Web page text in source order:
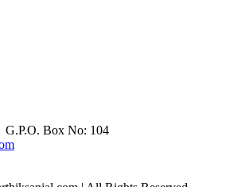
G.P.O. Box No: 104